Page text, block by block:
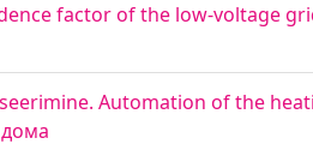
factor of the low-voltage
Automation of the